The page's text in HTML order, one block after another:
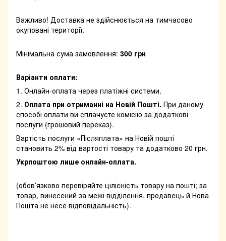
Важливо! Доставка не здійснюється на тимчасово
окуповані території.
Мінімальна сума замовлення: 300 грн
Варіанти оплати:
1. Онлайн-оплата через платіжні системи.
2. Оплата при отриманні на Новій Пошті. При даному
способі оплати ви сплачуєте комісію за додаткові
послуги (грошовий переказ).
Вартість послуги «Післяплата» на Новій пошті
становить 2% від вартості товару та додатково 20 грн.
Укрпоштою лише онлайн-оплата.
(обовʼязково перевіряйте цілісність товару на пошті; за
товар, винесений за межі відділення, продавець й Нова
Пошта не несе відповідальність).